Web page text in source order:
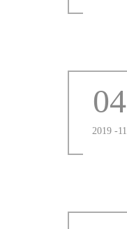
04
2019 -11